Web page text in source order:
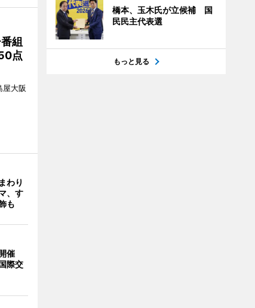
組
点
屋大阪
わり
、す
も
催
際交
橋本、玉木氏が立候補 国
民民主代表選
もっと見る